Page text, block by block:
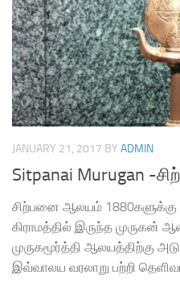
JANUARY 21, 2017 BY ADMIN
Sitpanai Murugan -
சிற்பனை ஆலயம்
கிராமத்தில் இருந்த முருகன்
முருகமூர்த்தி ஆலயத்திற்கு
இவ்வாலய வரலாறு பற்றி